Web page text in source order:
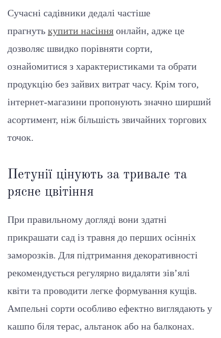
Сучасні садівники дедалі частіше
прагнуть купити насіння онлайн, адже це
дозволяє швидко порівняти сорти,
ознайомитися з характеристиками та обрати
продукцію без зайвих витрат часу. Крім того,
інтернет-магазини пропонують значно ширший
асортимент, ніж більшість звичайних торгових
точок.
Петунії цінують за тривале та
рясне цвітіння
При правильному догляді вони здатні
прикрашати сад із травня до перших осінніх
заморозків. Для підтримання декоративності
рекомендується регулярно видаляти зів’ялі
квіти та проводити легке формування кущів.
Ампельні сорти особливо ефектно виглядають у
кашпо біля терас, альтанок або на балконах.